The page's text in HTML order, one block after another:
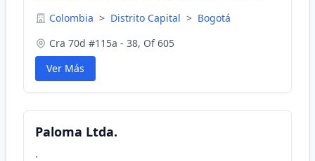
biométricos con reconocimiento de mano
Colombia > Distrito Capital > Bogotá
Cra 70d #115a - 38, Of 605
Ver Más
Paloma Ltda.
.